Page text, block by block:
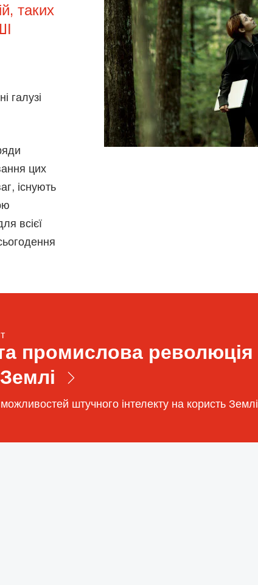
таких
галузі
цих
існують
всієї
промислова революція
штучного інтелекту на користь Землі